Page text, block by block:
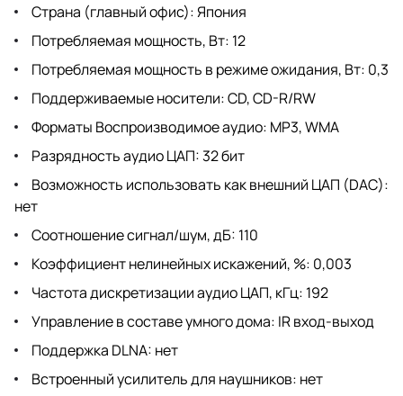
Страна (главный офис): Япония
Потребляемая мощность, Вт: 12
Потребляемая мощность в режиме ожидания, Вт: 0,3
Поддерживаемые носители: CD, CD-R/RW
Форматы Воспроизводимое аудио: MP3, WMA
Разрядность аудио ЦАП: 32 бит
Возможность использовать как внешний ЦАП (DAC):
нет
Соотношение сигнал/шум, дБ: 110
Коэффициент нелинейных искажений, %: 0,003
Частота дискретизации аудио ЦАП, кГц: 192
Управление в составе умного дома: IR вход-выход
Поддержка DLNA: нет
Встроенный усилитель для наушников: нет